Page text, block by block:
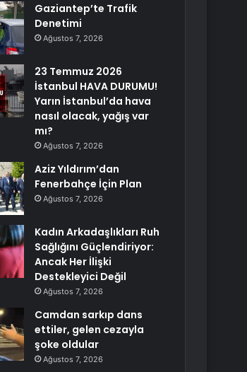
Gaziantep’te Trafik
Denetimi
Ağustos 7, 2026
23 Temmuz 2026
İstanbul HAVA DURUMU!
Yarın İstanbul’da hava
nasıl olacak, yağış var
mı?
Ağustos 7, 2026
Aziz Yıldırım’dan
Fenerbahçe İçin Plan
Ağustos 7, 2026
Kadın Arkadaşlıkları Ruh
Sağlığını Güçlendiriyor:
Ancak Her İlişki
Destekleyici Değil
Ağustos 7, 2026
Camdan sarkıp dans
ettiler, gelen cezayla
şoke oldular
Ağustos 7, 2026